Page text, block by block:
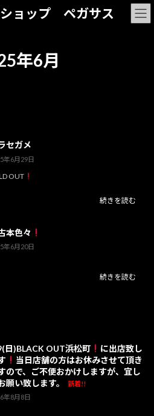
ショップ ペガサス
年6月
セガメ
年6月29日
OUT
続きを読む
本色々
年6月20日
続きを読む
日)BLACK OUT浜松町
に出店致し
当日店舗の方はお休みさせて頂き
ので、ご不便おかけしますが、宜し
願い致します。
新着!!
年8月8日